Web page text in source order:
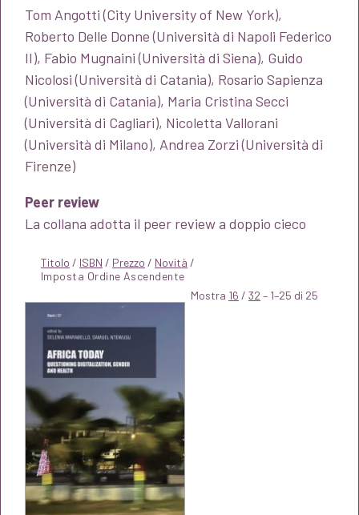
Tom Angotti (City University of New York),
Roberto Delle Donne (Università di Napoli Federico
II), Fabio Mugnaini (Università di Siena), Guido
Nicolosi (Università di Catania), Rosario Sapienza
(Università di Catania), Maria Cristina Secci
(Università di Cagliari), Nicoletta Vallorani
(Università di Milano), Andrea Zorzi (Università di
Firenze)
Peer review
La collana adotta il peer review a doppio cieco
Titolo / ISBN / Prezzo / Novità /
Mostra 16 / 32 – 1–25 di 25